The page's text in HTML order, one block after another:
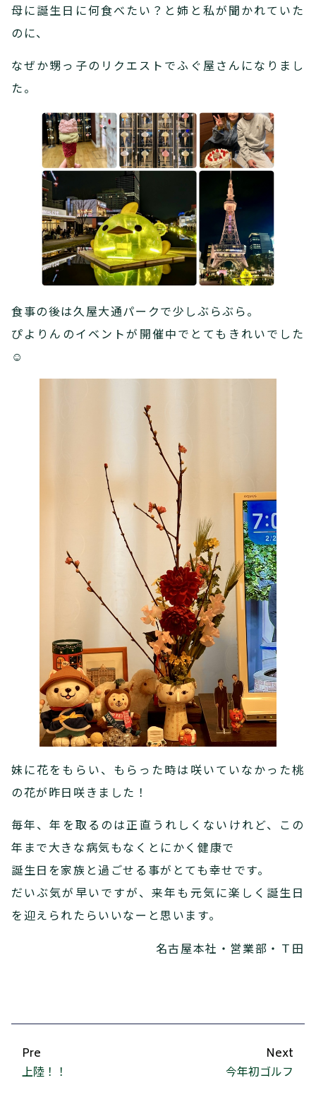
母に誕生日に何食べたい？と姉と私が聞かれていた
のに、
なぜか甥っ子のリクエストでふぐ屋さんになりまし
た。
食事の後は久屋大通パークで少しぶらぶら。
ぴよりんのイベントが開催中でとてもきれいでした
☺
妹に花をもらい、もらった時は咲いていなかった桃
の花が昨日咲きました！
毎年、年を取るのは正直うれしくないけれど、この
年まで大きな病気もなくとにかく健康で
誕生日を家族と過ごせる事がとても幸せです。
だいぶ気が早いですが、来年も元気に楽しく誕生日
を迎えられたらいいなーと思います。
名古屋本社・営業部・Ｔ田
Pre
上陸！！
Next
今年初ゴルフ